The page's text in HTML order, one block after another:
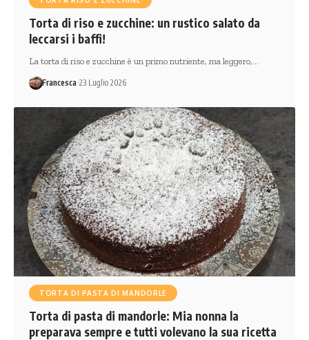
Torta di riso e zucchine: un rustico salato da
leccarsi i baffi!
La torta di riso e zucchine è un primo nutriente, ma leggero,…
Francesca 23 Luglio 2026
TORTA DI PASTA DI MANDORLE
Torta di pasta di mandorle: Mia nonna la
preparava sempre e tutti volevano la sua ricetta